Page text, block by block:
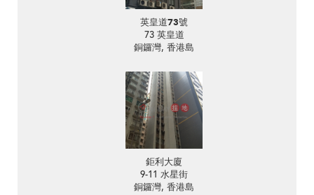
英皇道73號
73 英皇道
銅鑼灣, 香港島
鉅利大廈
9-11 水星街
銅鑼灣, 香港島